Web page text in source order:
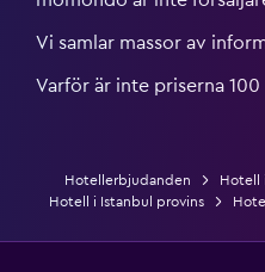
Vi samlar massor av
Varför är inte priserna 100
Hotellerbjudanden Hotell
Hotell i Istanbul provins